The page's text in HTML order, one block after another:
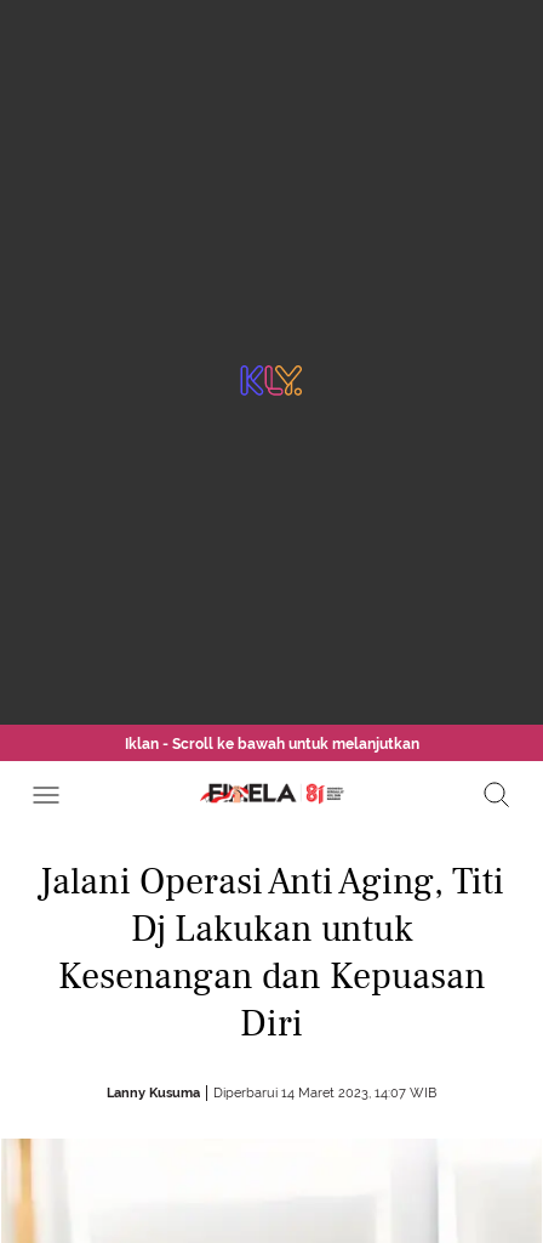
Iklan - Scroll ke bawah untuk melanjutkan
Jalani Operasi Anti Aging, Titi
Dj Lakukan untuk
Kesenangan dan Kepuasan
Diri
Lanny Kusuma Diperbarui 14 Maret 2023, 14:07 WIB